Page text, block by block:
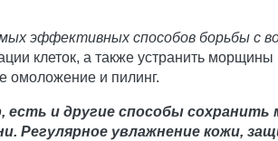
эффективных способов борьбы с
клеток, а также устранить
омоложение и пилинг.
есть и другие способы
Регулярное увлажнение кожи,